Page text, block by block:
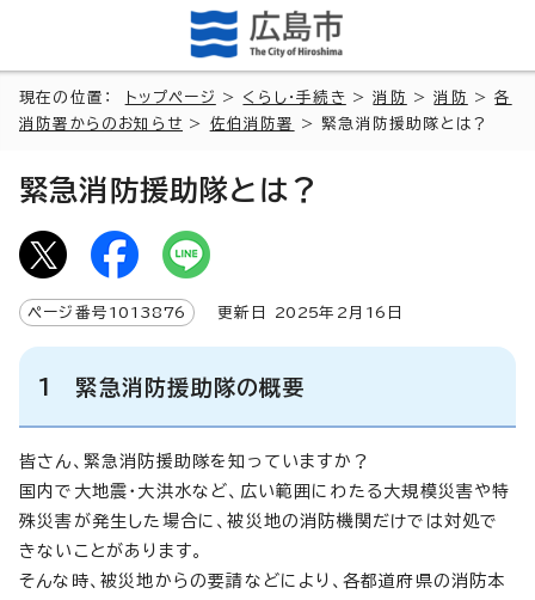
現在の位置： トップページ > くらし・手続き >消防 >消防 >各
消防署からのお知らせ > 佐伯消防署 > 緊急消防援助隊とは？
緊急消防援助隊とは？
ページ番号 1013876 更新日 2025年2月 16 日
1 緊急消防援助隊の概要
皆さん、緊急消防援助隊を知っていますか？
国内で大地震・大洪水など、広い範囲にわたる大規模災害や特
殊災害が発生した場合に、被災地の消防機関だけでは対処で
きないことがあります。
そんな時、被災地からの要請などにより、各都道府県の消防本